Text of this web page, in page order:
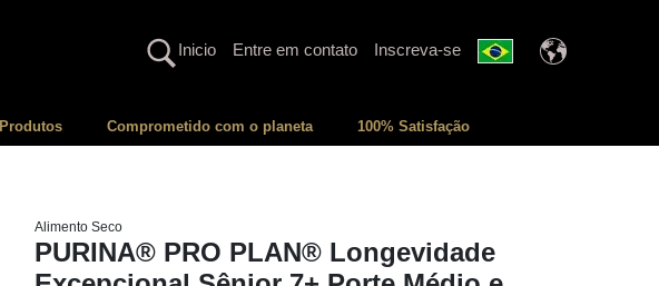
Inicio Entre em contato Inscreva-se
Produtos Comprometido com o planeta 100% Satisfação
Alimento Seco
PURINA® PRO PLAN® Longevidade